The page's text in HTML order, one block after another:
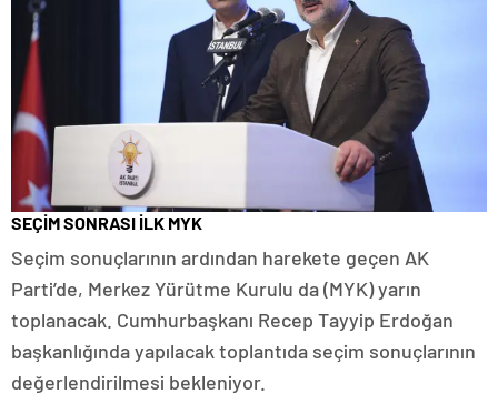
SEÇİM SONRASI İLK MYK
Seçim sonuçlarının ardından harekete geçen AK
Parti’de, Merkez Yürütme Kurulu da (MYK) yarın
toplanacak. Cumhurbaşkanı Recep Tayyip Erdoğan
başkanlığında yapılacak toplantıda seçim sonuçlarının
değerlendirilmesi bekleniyor.